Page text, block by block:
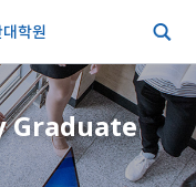
대학원
Graduate